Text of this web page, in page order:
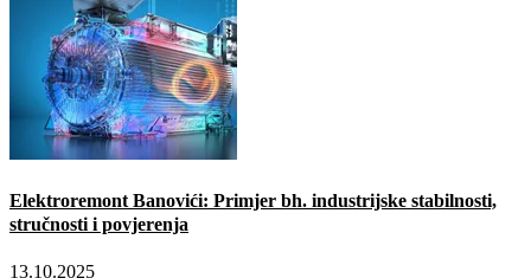
Elektroremont Banovići: Primjer bh. industrijske stabilnosti,
stručnosti i povjerenja
13.10.2025